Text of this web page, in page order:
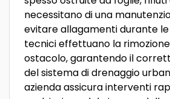
necessitano di una
evitare allagamenti durante
tecnici effettuano la
ostacolo, garantendo il
del sistema di drenaggio
azienda assicura interventi